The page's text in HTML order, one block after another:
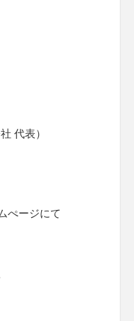
代表）
ぺージにて